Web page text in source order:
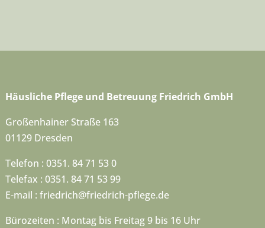
Häusliche Pflege und Betreuung Friedrich GmbH
Großenhainer Straße 163
01129 Dresden
Telefon : 0351. 84 71 53 0
Telefax : 0351. 84 71 53 99
E-mail : friedrich@friedrich-pflege.de
Bürozeiten : Montag bis Freitag 9 bis 16 Uhr